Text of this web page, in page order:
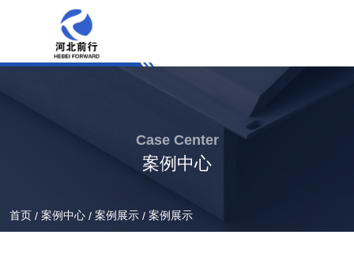
Case Center
案例中心
首页 / 案例中心 / 案例展示 / 案例展示